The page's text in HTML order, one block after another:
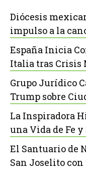
Diócesis
impulso a la
España Inicia
Italia tras Crisis
Grupo Jurídico
Trump sobre
La Inspiradora
una Vida de Fe
El Santuario de
San Joselito